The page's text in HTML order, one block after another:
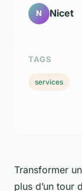
Transformer
plus d’un tour
N Nicet
TAGS
services